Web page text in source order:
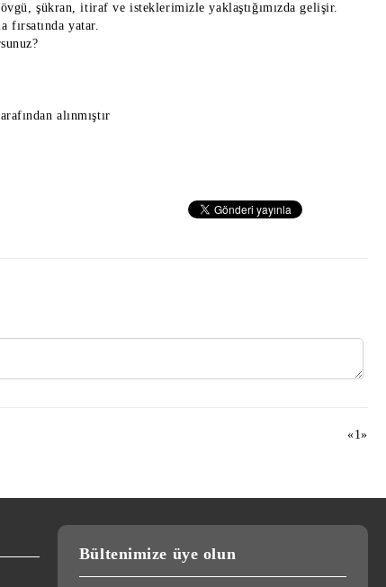
şükran, itiraf ve isteklerimizle yaklaştığımızda gelişir.
fırsatında yatar.
alınmıştır
«1»
Bültenimize üye olun